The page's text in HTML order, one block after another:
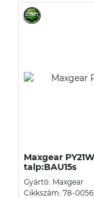
Maxgear
talp:BAU15s
Gyártó: Maxgear
Cikkszám: 78-